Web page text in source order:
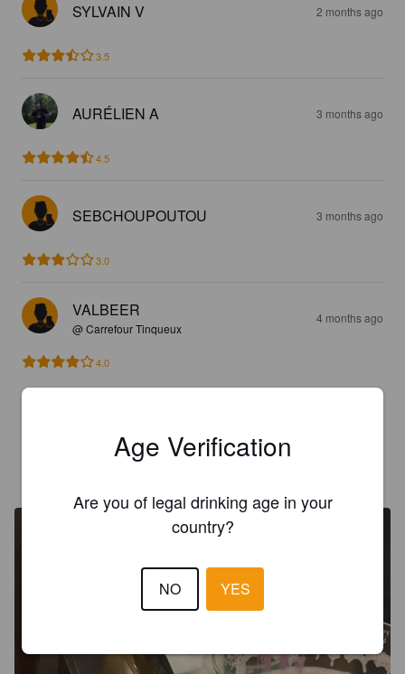
SYLVAIN V 2 months ago
3.5
AURÉLIEN A 3 months ago
4.5
SEBCHOUPOUTOU 3 months ago
3.0
VALBEER
@ Carrefour Tinqueux
4 months ago
4.0
Goat
Age Verification
Are you of legal drinking age in your
country?
NO YES